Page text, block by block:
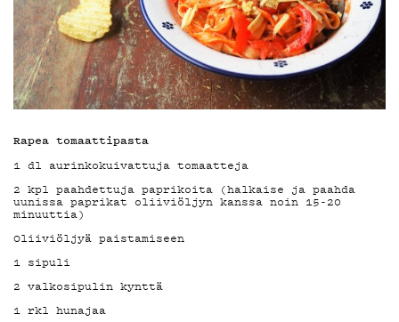
G LIVELAB
Rapea tomaattipasta
1 dl aurinkokuivattuja tomaatteja
2 kpl paahdettuja paprikoita (halkaise ja paahda
uunissa paprikat oliiviöljyn kanssa noin 15-20
minuuttia)
Oliiviöljyä paistamiseen
1 sipuli
2 valkosipulin kynttä
1 rkl hunajaa